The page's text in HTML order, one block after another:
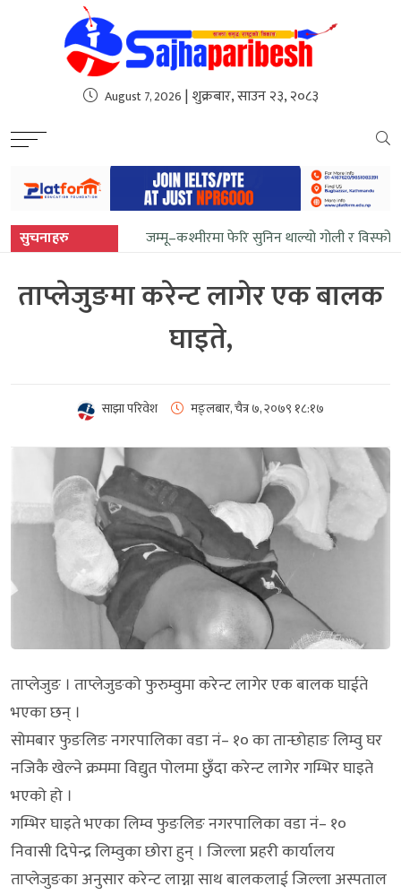
sweet bonanza
August 7, 2026 | शुक्रबार, साउन २३, २०८३
सुचनाहरु जम्मू–कश्मीरमा फेरि सुनिन थाल्यो गोली र
ताप्लेजुङमा करेन्ट लागेर एक बालक
घाइते,
साझा परिवेश मङ्लबार, चैत्र ७, २०७९ १८:१७
ताप्लेजुङ । ताप्लेजुङको फुरुम्वुमा करेन्ट लागेर एक बालक घाईते
भएका छन् ।
सोमबार फुङलिङ नगरपालिका वडा नं– १० का तान्छोहाङ लिम्वु घर
नजिकै खेल्ने क्रममा विद्युत पोलमा छुँदा करेन्ट लागेर गम्भिर घाइते
भएको हो ।
गम्भिर घाइते भएका लिम्व फुङलिङ नगरपालिका वडा नं– १०
निवासी दिपेन्द्र लिम्वुका छोरा हुन् । जिल्ला प्रहरी कार्यालय
ताप्लेजुङका अनुसार करेन्ट लाग्ना साथ बालकलाई जिल्ला अस्पताल